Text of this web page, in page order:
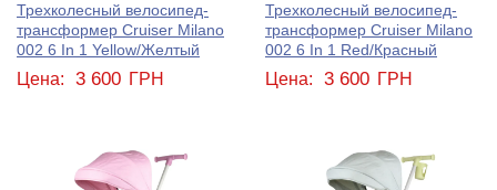
Трехколесный велосипед-
трансформер Cruiser Milano
002 6 In 1 Yellow/Желтый
Цена: 3 600 ГРН
Трехколесный велосипед-
трансформер Cruiser Milano
002 6 In 1 Red/Красный
Цена: 3 600 ГРН